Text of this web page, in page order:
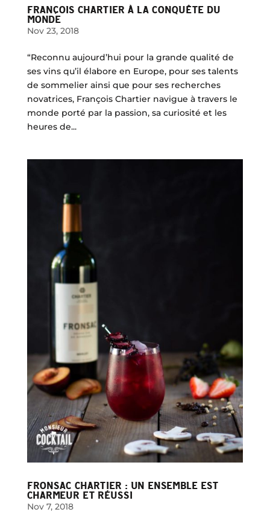
FRANÇOIS CHARTIER À LA CONQUÊTE DU
MONDE
Nov 23, 2018
“Reconnu aujourd’hui pour la grande qualité de
ses vins qu’il élabore en Europe, pour ses talents
de sommelier ainsi que pour ses recherches
novatrices, François Chartier navigue à travers le
monde porté par la passion, sa curiosité et les
heures de...
FRONSAC CHARTIER : UN ENSEMBLE EST
CHARMEUR ET RÉUSSI
Nov 7, 2018